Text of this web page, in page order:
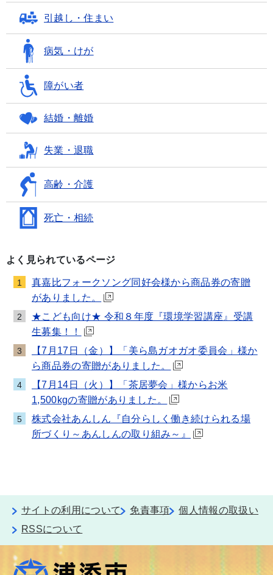
引越し・住まい
病気・けが
障がい者
結婚・離婚
失業・退職
高齢・介護
死亡・相続
よく見られているページ
1
真嘉比フォークソング同好会様から商品券の寄贈
がありました。
2
★こども向け★ 令和８年度『環境学習講座』受講
生募集！！
3
【7月17日（金）】「美ら島ガオガオ委員会」様か
ら商品券の寄贈がありました。
4
【7月14日（火）】「茶居夢会」様からお米
1,500kgの寄贈がありました。
5
株式会社あんしん『自分らしく働き続けられる場
所づくり～あんしんの取り組み～』
サイトの利用について 免責事項
個人情報の取扱い
RSSについて